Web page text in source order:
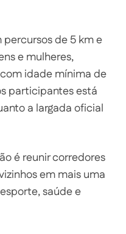
de 5 km e
e mulheres,
idade mínima de
participantes está
a largada oficial
é reunir corredores
em mais uma
saúde e